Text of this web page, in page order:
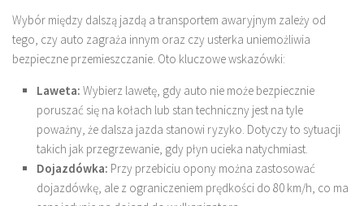
Wybór między dalszą jazdą a transportem awaryjnym zależy od
tego, czy auto zagraża innym oraz czy usterka uniemożliwia
bezpieczne przemieszczanie. Oto kluczowe wskazówki:
Laweta: Wybierz lawetę, gdy auto nie może bezpiecznie
poruszać się na kołach lub stan techniczny jest na tyle
poważny, że dalsza jazda stanowi ryzyko. Dotyczy to sytuacji
takich jak przegrzewanie, gdy płyn ucieka natychmiast.
Dojazdówka: Przy przebiciu opony można zastosować
dojazdówkę, ale z ograniczeniem prędkości do 80 km/h, co ma